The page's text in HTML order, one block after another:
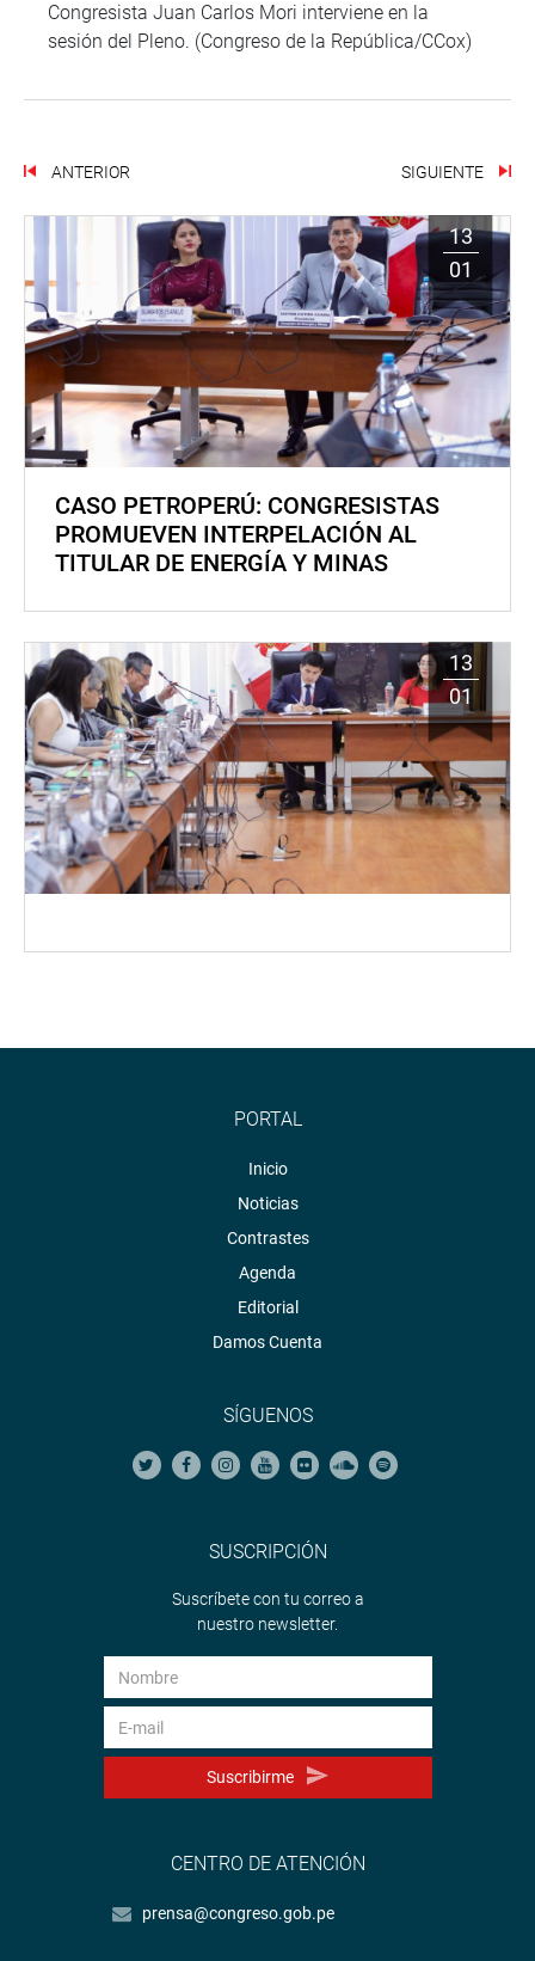
Congresista Juan Carlos Mori interviene en la
sesión del Pleno. (Congreso de la República/CCox)
ANTERIOR SIGUIENTE
13
01
CASO PETROPERÚ: CONGRESISTAS
PROMUEVEN INTERPELACIÓN AL
TITULAR DE ENERGÍA Y MINAS
13
01
PORTAL
Inicio
Noticias
Contrastes
Agenda
Editorial
Damos Cuenta
SÍGUENOS
SUSCRIPCIÓN
Suscríbete con tu correo a
nuestro newsletter.
Suscribirme
CENTRO DE ATENCIÓN
prensa@congreso.gob.pe